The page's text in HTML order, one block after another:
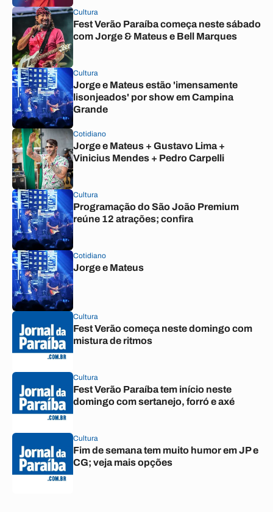
Cultura
Fest Verão Paraíba começa neste sábado
com Jorge & Mateus e Bell Marques
Cultura
Jorge e Mateus estão 'imensamente
lisonjeados' por show em Campina
Grande
Cotidiano
Jorge e Mateus + Gustavo Lima +
Vinicius Mendes + Pedro Carpelli
Cultura
Programação do São João Premium
reúne 12 atrações; confira
Cotidiano
Jorge e Mateus
Cultura
Fest Verão começa neste domingo com
mistura de ritmos
Cultura
Fest Verão Paraíba tem início neste
domingo com sertanejo, forró e axé
Cultura
Fim de semana tem muito humor em JP e
CG; veja mais opções